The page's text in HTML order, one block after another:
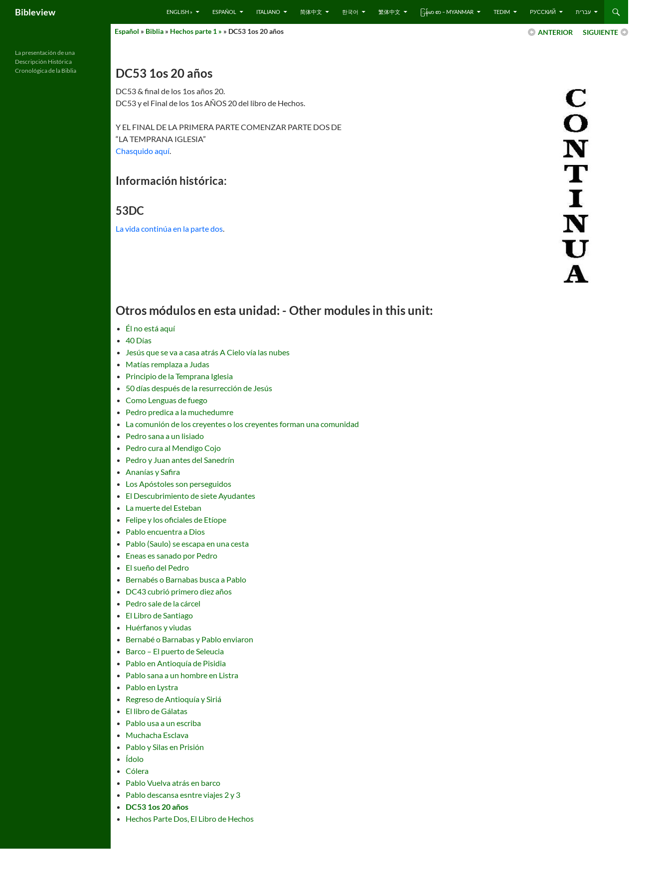
content
Bibleview ENGLISH » ESPAÑOL ITALIANO 简体中文 한국어 繁体中文 ြန်မာ စာ – MYANMAR TEDIM РУССКИЙ עברית
SIGUIENTE
ANTERIOR
Español » Biblia » Hechos parte 1 » » DC53 1os 20 años
DC53 1os 20 años
DC53 & final de los 1os años 20.
DC53 y el Final de los 1os AÑOS 20 del libro de Hechos.
Y EL FINAL DE LA PRIMERA PARTE COMENZAR PARTE DOS DE
“LA TEMPRANA IGLESIA”
Chasquido aquí.
Información histórica:
53DC
La vida continúa en la parte dos.
Otros módulos en esta unidad: - Other modules in this unit:
Él no está aquí
40 Días
Jesús que se va a casa atrás A Cielo vía las nubes
Matías remplaza a Judas
Principio de la Temprana Iglesia
50 días después de la resurrección de Jesús
Como Lenguas de fuego
Pedro predica a la muchedumre
La comunión de los creyentes o los creyentes forman una comunidad
Pedro sana a un lisiado
Pedro cura al Mendigo Cojo
Pedro y Juan antes del Sanedrín
Ananías y Safira
Los Apóstoles son perseguidos
El Descubrimiento de siete Ayudantes
La muerte del Esteban
Felipe y los oficiales de Etíope
Pablo encuentra a Dios
Pablo (Saulo) se escapa en una cesta
Eneas es sanado por Pedro
El sueño del Pedro
Bernabés o Barnabas busca a Pablo
DC43 cubrió primero diez años
Pedro sale de la cárcel
El Libro de Santiago
Huérfanos y viudas
Bernabé o Barnabas y Pablo enviaron
Barco – El puerto de Seleucia
Pablo en Antioquía de Pisidia
Pablo sana a un hombre en Listra
Pablo en Lystra
Regreso de Antioquía y Siriá
El libro de Gálatas
Pablo usa a un escriba
Muchacha Esclava
Pablo y Silas en Prisión
Ídolo
Cólera
Pablo Vuelva atrás en barco
Pablo descansa esntre viajes 2 y 3
DC53 1os 20 años
Hechos Parte Dos, El Libro de Hechos
La presentación de una
Descripción Histórica
Cronológica de la Biblia